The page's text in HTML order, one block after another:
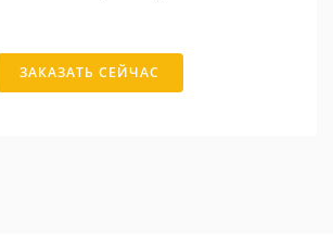
ЗАКАЗАТЬ СЕЙЧАС